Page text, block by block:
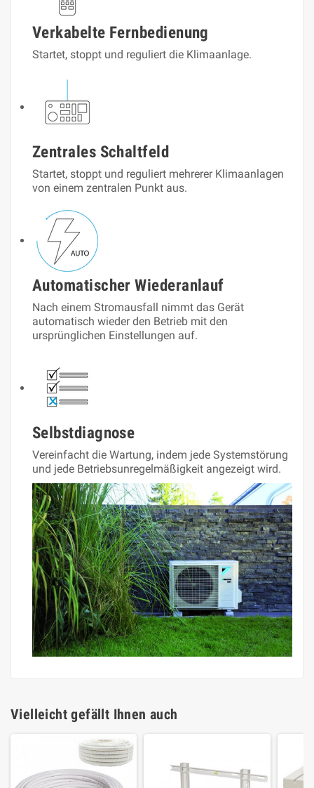
Verkabelte Fernbedienung
Startet, stoppt und reguliert die Klimaanlage.
Zentrales Schaltfeld
Startet, stoppt und reguliert mehrerer Klimaanlagen
von einem zentralen Punkt aus.
Automatischer Wiederanlauf
Nach einem Stromausfall nimmt das Gerät
automatisch wieder den Betrieb mit den
ursprünglichen Einstellungen auf.
Selbstdiagnose
Vereinfacht die Wartung, indem jede Systemstörung
und jede Betriebsunregelmäßigkeit angezeigt wird.
Vielleicht gefällt Ihnen auch